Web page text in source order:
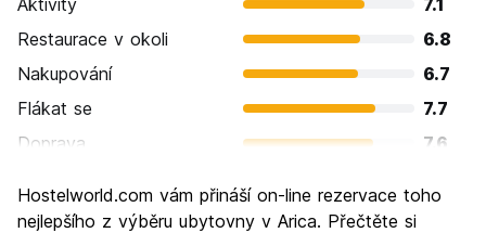
Aktivity
7.1
Restaurace v okoli
6.8
Nakupování
6.7
Flákat se
7.7
Doprava
7.6
Kultura
Hostelworld.com vám přináší on-line rezervace toho
nejlepšího z výběru ubytovny v Arica. Přečtěte si